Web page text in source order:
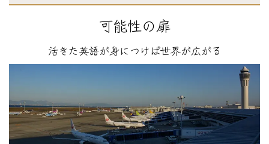
可能性の扉
活きた英語が身につけば世界が広がる